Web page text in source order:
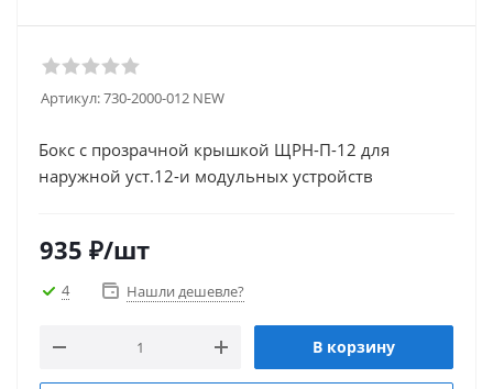
Артикул:730-2000-012 NEW
Бокс с прозрачной крышкой ЩРН-П-12 для
наружной уст.12-и модульных устройств
935 ₽/шт
4 Нашли дешевле?
В корзину